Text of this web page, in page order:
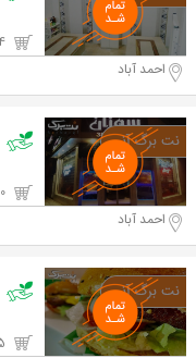
احمد آباد
احمد آباد